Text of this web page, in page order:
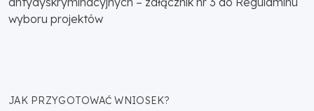
wyboru projektów
JAK PRZYGOTOWAĆ WNIOSEK?